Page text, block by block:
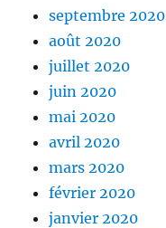
septembre 2020
août 2020
juillet 2020
juin 2020
mai 2020
avril 2020
mars 2020
février 2020
janvier 2020